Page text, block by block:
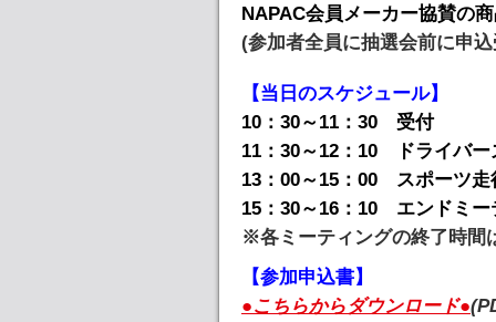
NAPAC会員メーカー協賛の
(参加者全員に抽選会前に申
【当日のスケジュール】
10：30～11：30 受付
11：30～12：10 ドライバー
13：00～15：00 スポーツ走
15：30～16：10 エンドミー
※各ミーティングの終了時間
【参加申込書】
●こちらからダウンロード●